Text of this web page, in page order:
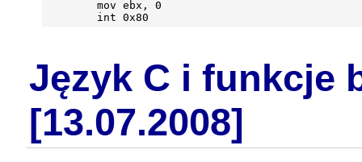
        mov ebx, 0
Język C i funkcje
[13.07.2008]